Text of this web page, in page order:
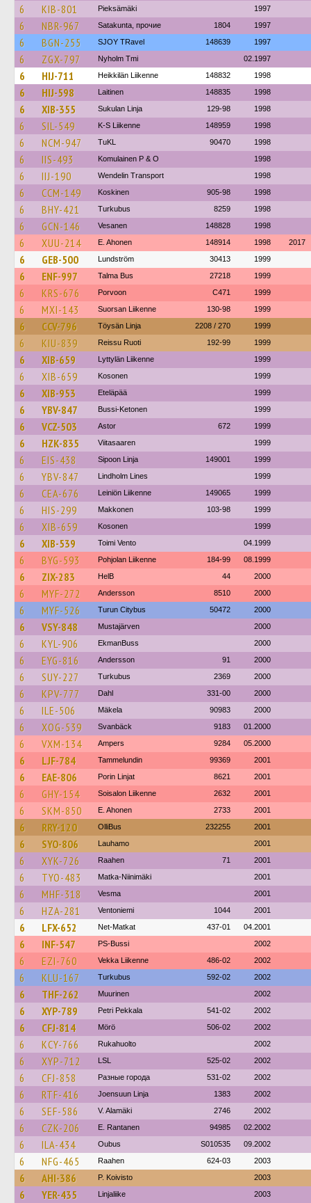
6 KIB-801 Pieksämäki 1997
6 NBR-967 Satakunta, прочие 1804 1997
6 BGN-255 SJOY TRavel 148639 1997
6 ZGX-797 Nyholm Tmi 02.1997
6 HIJ-711 Heikkilän Liikenne 148832 1998
6 HIJ-598 Laitinen 148835 1998
6 XIB-355 Sukulan Linja 129-98 1998
6 SIL-549 K-S Liikenne 148959 1998
6 NCM-947 TuKL 90470 1998
6 IIS-493 Komulainen P & O 1998
6 IIJ-190 Wendelin Transport 1998
6 CCM-149 Koskinen 905-98 1998
6 BHY-421 Turkubus 8259 1998
6 GCN-146 Vesanen 148828 1998
6 XUU-214 E. Ahonen 148914 1998 2017
6 GEB-500 Lundström 30413 1999
6 ENF-997 Talma Bus 27218 1999
6 KRS-676 Porvoon C471 1999
6 MXI-143 Suorsan Liikenne 130-98 1999
6 CCV-796 Töysän Linja 2208 / 270 1999
6 KIU-839 Reissu Ruoti 192-99 1999
6 XIB-659 Lyttylän Liikenne 1999
6 XIB-659 Kosonen 1999
6 XIB-953 Eteläpää 1999
6 YBV-847 Bussi-Ketonen 1999
6 VCZ-503 Astor 672 1999
6 HZK-835 Viitasaaren 1999
6 EIS-438 Sipoon Linja 149001 1999
6 YBV-847 Lindholm Lines 1999
6 CEA-676 Leiniön Liikenne 149065 1999
6 HIS-299 Makkonen 103-98 1999
6 XIB-659 Kosonen 1999
6 XIB-539 Toimi Vento 04.1999
6 BYG-593 Pohjolan Liikenne 184-99 08.1999
6 ZIX-283 HelB 44 2000
6 MYF-272 Andersson 8510 2000
6 MYF-526 Turun Citybus 50472 2000
6 VSY-848 Mustajärven 2000
6 KYL-906 EkmanBuss 2000
6 EYG-816 Andersson 91 2000
6 SUY-227 Turkubus 2369 2000
6 KPV-777 Dahl 331-00 2000
6 ILE-506 Mäkela 90983 2000
6 XOG-539 Svanbäck 9183 01.2000
6 VXM-134 Ampers 9284 05.2000
6 LJF-784 Tammelundin 99369 2001
6 EAE-806 Porin Linjat 8621 2001
6 GHY-154 Soisalon Liikenne 2632 2001
6 SKM-850 E. Ahonen 2733 2001
6 RRY-120 OlliBus 232255 2001
6 SYO-806 Lauhamo 2001
6 XYK-726 Raahen 71 2001
6 TYO-483 Matka-Niinimäki 2001
6 MHF-318 Vesma 2001
6 HZA-281 Ventoniemi 1044 2001
6 LFX-652 Net-Matkat 437-01 04.2001
6 INF-547 PS-Bussi 2002
6 EZI-760 Vekka Liikenne 486-02 2002
6 KLU-167 Turkubus 592-02 2002
6 THF-262 Muurinen 2002
6 XYP-789 Petri Pekkala 541-02 2002
6 CFJ-814 Mörö 506-02 2002
6 KCY-766 Rukahuolto 2002
6 XYP-712 LSL 525-02 2002
6 CFJ-858 Разные города 531-02 2002
6 RTF-416 Joensuun Linja 1383 2002
6 SEF-586 V. Alamäki 2746 2002
6 CZK-206 E. Rantanen 94985 02.2002
6 ILA-434 Oubus S010535 09.2002
6 NFG-465 Raahen 624-03 2003
6 AHI-386 P. Koivisto 2003
6 YER-435 Linjaliike 2003